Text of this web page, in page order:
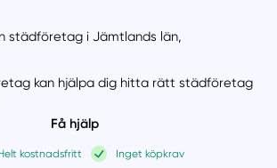
städföretag i Jämtlands län,
kan hjälpa dig hitta rätt städföretag
Få hjälp
kostnadsfritt Inget köpkrav